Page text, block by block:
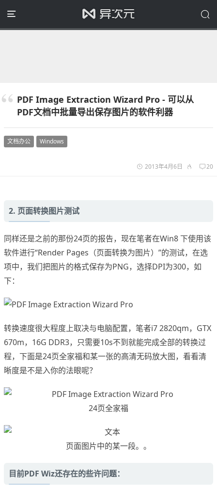
PDF Image Extraction Wizard Pro - 可以从
PDF文档中批量导出保存图片的软件利器
文档办公 Windows
2013年4月6日 20
2. 页面转换图片测试
同样还是之前的那份24页的报告，现在笔者在Win8 下使用该
软件进行“Render Pages（页面转换为图片）”的测试，在选
项中，我们把图片的格式保存为PNG，选择DPI为300，如
下：
转换速度很大程度上取决与电脑配置，笔者i7 2820qm，GTX
670m，16G DDR3，只需要10s不到就能完成全部的转换过
程，下面是24页全家福和某一张的高清无码放大图，看看清
晰度是不是入你的法眼呢？
24页全家福
页面图片中的某一段。。
目前PDF Wiz还存在的些许问题：